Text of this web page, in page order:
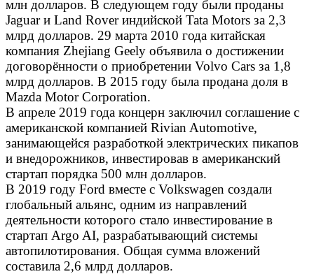
млн долларов. В следующем году были проданы
Jaguar и Land Rover индийской Tata Motors за 2,3
млрд долларов. 29 марта 2010 года китайская
компания Zhejiang Geely объявила о достижении
договорённости о приобретении Volvo Cars за 1,8
млрд долларов. В 2015 году была продана доля в
Mazda Motor Corporation.
В апреле 2019 года концерн заключил соглашение с
американской компанией Rivian Automotive,
занимающейся разработкой электрических пикапов
и внедорожников, инвестировав в американский
стартап порядка 500 млн долларов.
В 2019 году Ford вместе с Volkswagen создали
глобальный альянс, одним из направлений
деятельности которого стало инвестирование в
стартап Argo AI, разрабатывающий системы
автопилотирования. Общая сумма вложений
составила 2,6 млрд долларов.